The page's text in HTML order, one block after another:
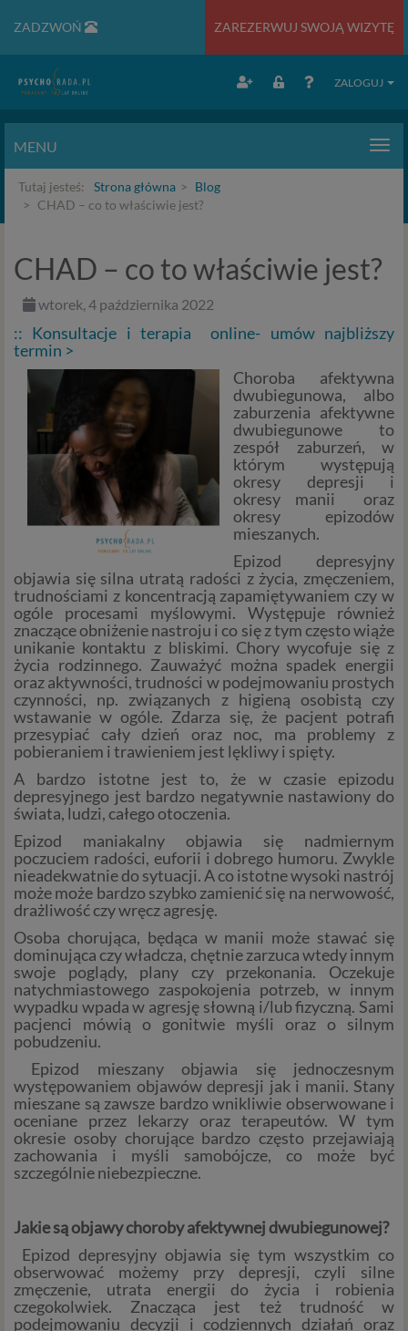
ZADZWOŃ ZAREZERWUJ SWOJĄ WIZYTĘ
ZALOGUJ
MENU
Tutaj jesteś: Strona główna
Blog
CHAD – co to właściwie jest?
CHAD – co to właściwie jest?
wtorek, 4 października 2022
:: Konsultacje i terapia online- umów najbliższy
termin >
Choroba afektywna
dwubiegunowa, albo
zaburzenia afektywne
dwubiegunowe to
zespół zaburzeń, w
którym występują
okresy depresji i
okresy manii oraz
okresy epizodów
mieszanych.
Epizod depresyjny
objawia się silna utratą radości z życia, zmęczeniem,
trudnościami z koncentracją zapamiętywaniem czy w
ogóle procesami myślowymi. Występuje również
znaczące obniżenie nastroju i co się z tym często wiąże
unikanie kontaktu z bliskimi. Chory wycofuje się z
życia rodzinnego. Zauważyć można spadek energii
oraz aktywności, trudności w podejmowaniu prostych
czynności, np. związanych z higieną osobistą czy
wstawanie w ogóle. Zdarza się, że pacjent potrafi
przesypiać cały dzień oraz noc, ma problemy z
pobieraniem i trawieniem jest lękliwy i spięty.
A bardzo istotne jest to, że w czasie epizodu
depresyjnego jest bardzo negatywnie nastawiony do
świata, ludzi, całego otoczenia.
Epizod maniakalny objawia
się nadmiernym
poczuciem radości, euforii i dobrego humoru. Zwykle
nieadekwatnie do sytuacji. A co istotne wysoki nastrój
może może bardzo szybko zamienić się na nerwowość,
drażliwość czy wręcz agresję.
Osoba chorująca, będąca w manii może stawać się
dominująca czy władcza, chętnie zarzuca wtedy innym
swoje poglądy, plany czy przekonania. Oczekuje
natychmiastowego zaspokojenia potrzeb, w innym
wypadku wpada w agresję słowną i/lub fizyczną. Sami
pacjenci mówią o gonitwie myśli oraz o silnym
pobudzeniu.
Epizod mieszany objawia się
jednoczesnym
występowaniem objawów depresji jak i manii. Stany
mieszane są zawsze bardzo wnikliwie obserwowane i
oceniane przez lekarzy oraz terapeutów. W tym
okresie osoby chorujące bardzo często przejawiają
zachowania i myśli samobójcze, co może być
szczególnie niebezpieczne.
Jakie są objawy choroby afektywnej dwubiegunowej?
Epizod depresyjny objawia się tym wszystkim co
obserwować możemy przy depresji, czyli silne
zmęczenie, utrata energii do życia i robienia
czegokolwiek. Znacząca jest też trudność w
podejmowaniu decyzji i codziennych działań oraz